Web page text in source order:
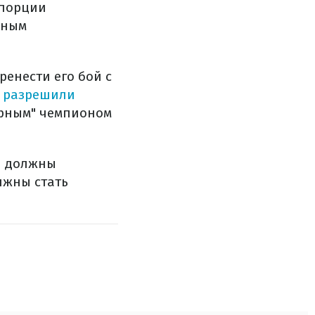
его бой с
чемпионом
должны
стать